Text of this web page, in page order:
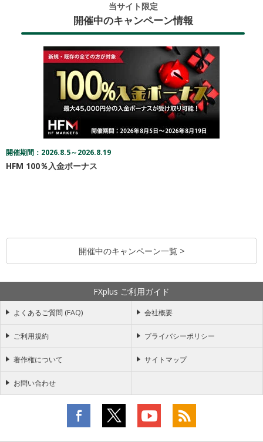
当サイト限定
開催中のキャンペーン情報
開催期間：2026.8.5～2026.8.19
HFM 100％入金ボーナス
開催中のキャンペーン一覧 >
FXplus ご利用ガイド
よくあるご質問 (FAQ) 会社概要
ご利用規約 プライバシーポリシー
著作権について サイトマップ
お問い合わせ